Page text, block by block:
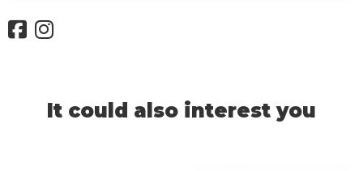
It could also interest you